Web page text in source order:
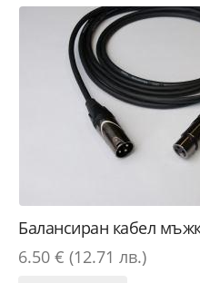
Балансиран кабел
6.50 € (12.71 лв.)